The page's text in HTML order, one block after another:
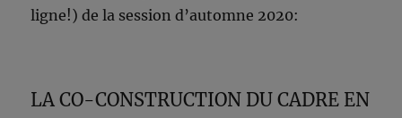
ligne!) de la session d’automne 2020:
LA CO-CONSTRUCTION DU CADRE EN